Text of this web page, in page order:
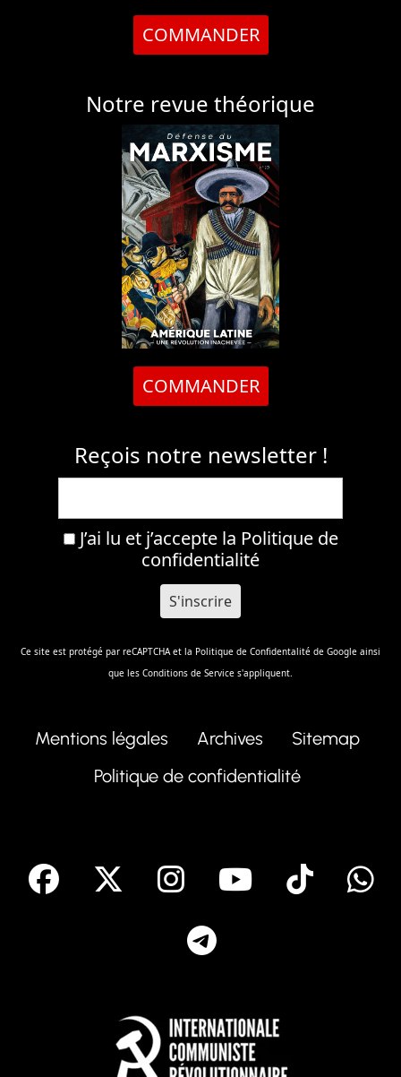
COMMANDER
Notre revue théorique
COMMANDER
Reçois notre newsletter !
J’ai lu et j’accepte la Politique de
confidentialité
Ce site est protégé par reCAPTCHA et la Politique de Confidentalité de Google ainsi
que les Conditions de Service s'appliquent.
Mentions légales Archives
Sitemap
Politique de confidentialité
facebook Instagram
Youtube
Tik